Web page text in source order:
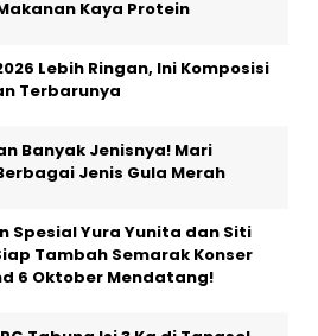
Kaya Protein
Lebih Ringan, Ini Komposisi
Terbarunya
Banyak Jenisnya! Mari
Jenis Gula Merah
Spesial Yura Yunita dan Siti
Tambah Semarak Konser
6 Oktober Mendatang!